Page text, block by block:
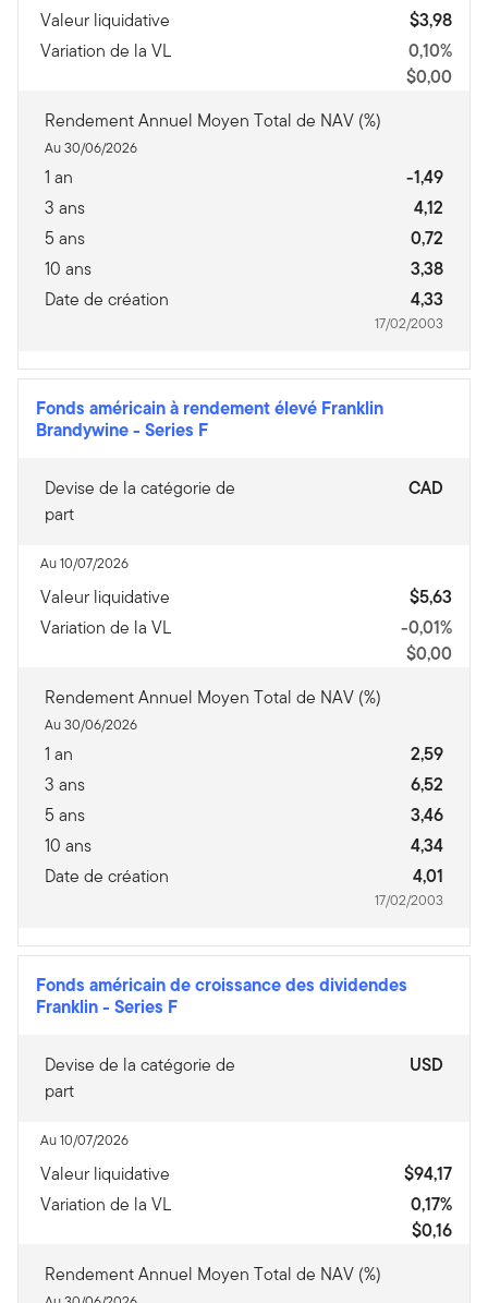
Valeur liquidative
$3,98
Variation de la VL
0,10%
$0,00
Rendement Annuel Moyen Total de NAV (%)
Au 30/06/2026
1 an
-1,49
3 ans
4,12
5 ans
0,72
10 ans
3,38
Date de création
4,33
17/02/2003
Fonds américain à rendement élevé Franklin
Brandywine- Series F
Devise de la catégorie de
part
CAD
Au 10/07/2026
Valeur liquidative
$5,63
Variation de la VL
-0,01%
$0,00
Rendement Annuel Moyen Total de NAV (%)
Au 30/06/2026
1 an
2,59
3 ans
6,52
5 ans
3,46
10 ans
4,34
Date de création
4,01
17/02/2003
Fonds américain de croissance des dividendes
Franklin- Series F
Devise de la catégorie de
part
USD
Au 10/07/2026
Valeur liquidative
$94,17
Variation de la VL
0,17%
$0,16
Rendement Annuel Moyen Total de NAV (%)